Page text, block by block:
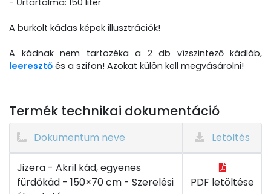
- Űrtartalma: 150 liter
A burkolt kádas képek illusztrációk!
A kádnak nem tartozéka a 2 db vízszintező kádláb,
leeresztő és a szifon! Azokat külön kell megvásárolni!
Termék technikai dokumentáció
Dokumentum neve Letöltés
Jizera - Akril kád, egyenes
fürdőkád - 150×70 cm - Szerelési
PDF letöltése